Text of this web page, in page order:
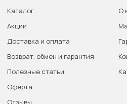
Каталог
Акции
Доставка и оплата
Возврат, обмен и гарантия
Полезные статьи
Оферта
Отзывы
О